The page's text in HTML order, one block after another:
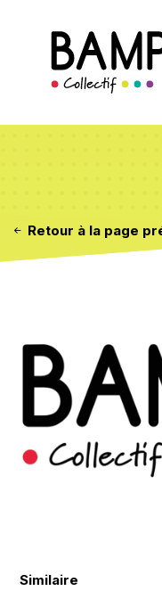
Retour à la page
Similaire